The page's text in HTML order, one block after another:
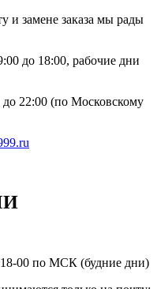
и замене заказа мы рады
до 18:00, рабочие дни
до 22:00 (по Московскому
00 по МСК (будние дни)